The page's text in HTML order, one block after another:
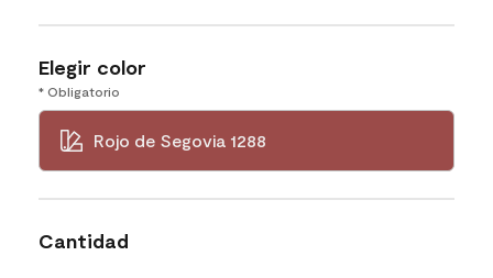
Elegir color
* Obligatorio
Rojo de Segovia 1288
Cantidad